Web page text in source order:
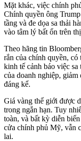
Mặt khác, việc chính
Chính quyền ông
tầng và đe dọa sa thải
vào tâm lý bất ổn trên
Theo hãng tin
rắn của chính quyền,
kinh tế cảnh báo việc
của doanh nghiệp,
đáng kể.
Giá vàng thế giới được
trong ngắn hạn. Tuy
toàn, và bất kỳ diễn
cửa chính phủ Mỹ, vẫn
lai.